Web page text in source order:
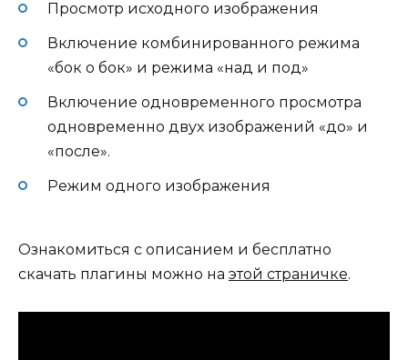
Просмотр исходного изображения
Включение комбинированного режима
«бок о бок» и режима «над и под»
Включение одновременного просмотра
одновременно двух изображений «до» и
«после».
Режим одного изображения
Ознакомиться с описанием и бесплатно
скачать плагины можно на этой страничке.